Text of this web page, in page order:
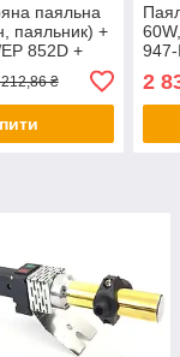
паяльна
паяльник) +
852D +
станція для
₴ 2